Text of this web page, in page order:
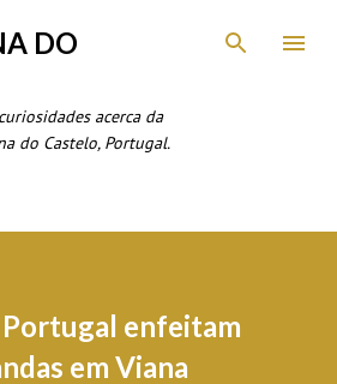
para o conteúdo principal
DO
acerca da
do Castelo, Portugal.
Portugal enfeitam
em Viana